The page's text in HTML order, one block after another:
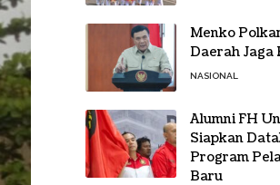
Menko
Daerah
NASIONAL
Alumni FH
Siapkan
Program
Baru